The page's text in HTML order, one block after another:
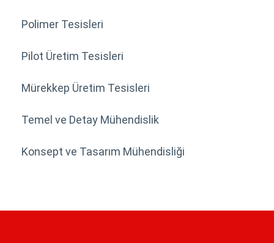
Polimer Tesisleri
Pilot Üretim Tesisleri
Mürekkep Üretim Tesisleri
Temel ve Detay Mühendislik
Konsept ve Tasarım Mühendisliği